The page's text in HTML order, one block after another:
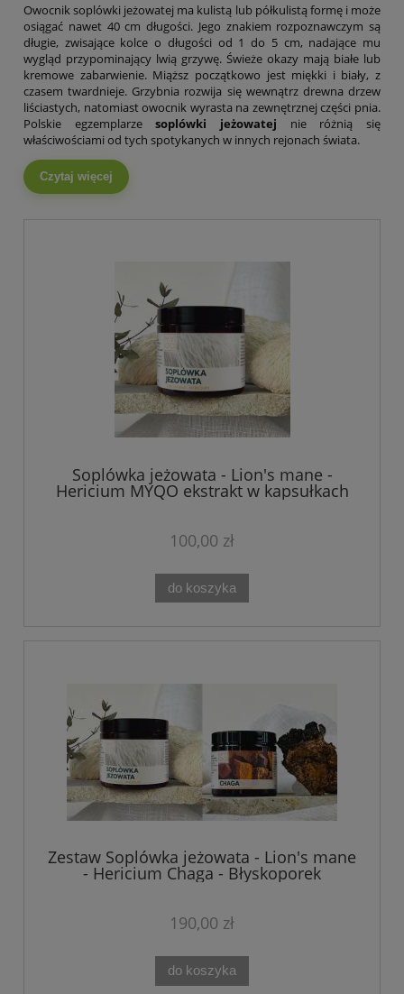
Owocnik soplówki jeżowatej ma kulistą lub półkulistą formę i może
osiągać nawet 40 cm długości. Jego znakiem rozpoznawczym są
długie, zwisające kolce o długości od 1 do 5 cm, nadające mu
wygląd przypominający lwią grzywę. Świeże okazy mają białe lub
kremowe zabarwienie. Miąższ początkowo jest miękki i biały, z
czasem twardnieje. Grzybnia rozwija się wewnątrz drewna drzew
liściastych, natomiast owocnik wyrasta na zewnętrznej części pnia.
Polskie egzemplarzesoplówki jeżowatej nie różnią się
właściwościami od tych spotykanych w innych rejonach świata.
Czytaj więcej
Soplówka jeżowata - Lion's mane -
Hericium MYQO ekstrakt w kapsułkach
100,00 zł
do koszyka
Zestaw Soplówka jeżowata - Lion's mane
- Hericium Chaga - Błyskoporek
podkorowy MYQO 2 x 90 kaps.
190,00 zł
do koszyka